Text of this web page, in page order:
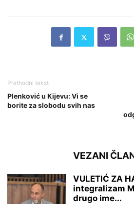
Prethodni tekst
Plenković u Kijevu: Vi se
borite za slobodu svih nas
VEZANI
VULETIĆ ZA
integralizam
drugo ime...